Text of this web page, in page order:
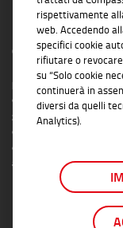
INFORMAZIONI
Compass Banca S.p.A.,
Mediobanca:
pubblicitario con finalità
documenti informativi
gli Agenti in attività
credito convenzionati in
delle Agenzie autorizzate è
approvazione della
rispettivamente
web. Accedendo
specifici cookie
rifiutare o
su “Solo cookie
continuerà in
diversi da quelli
Analytics).